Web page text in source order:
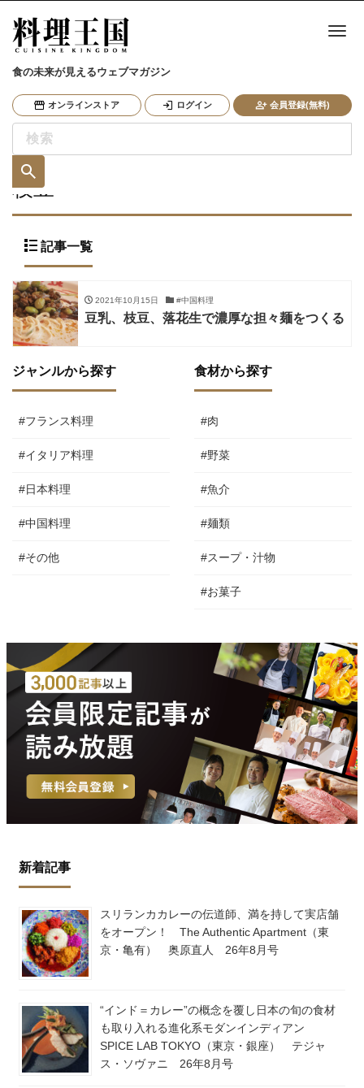
食の未来が見えるウェブマガジン
オンラインストア ログイン 会員登録(無料)
ナ
枝豆
記事一覧
2021年10月15日 #中国料理
豆乳、枝豆、落花生で濃厚な担々麺をつくる
ジャンルから探す
#フランス料理
#イタリア料理
#日本料理
#中国料理
#その他
食材から探す
#肉
#野菜
#魚介
#麺類
#スープ・汁物
#お菓子
新着記事
スリランカカレーの伝道師、満を持して実店舗
をオープン！ The Authentic Apartment（東
京・亀有） 奥原直人 26年8月号
“インド＝カレー”の概念を覆し日本の旬の食材
も取り入れる進化系モダンインディアン
SPICE LAB TOKYO（東京・銀座） テジャ
ス・ソヴァニ 26年8月号